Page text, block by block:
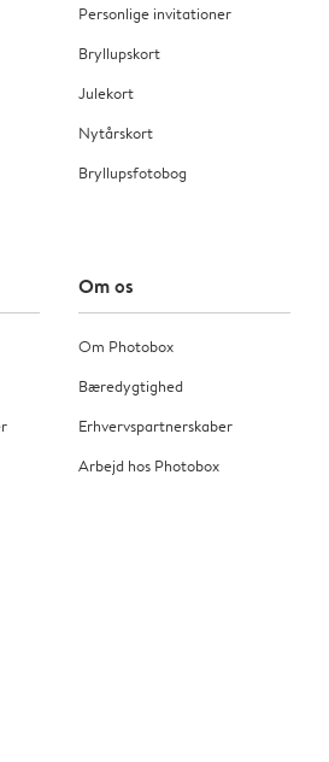
Personlige invitationer
Bryllupskort
Julekort
Nytårskort
Bryllupsfotobog
Om os
Om Photobox
Bæredygtighed
Erhvervspartnerskaber
Arbejd hos Photobox